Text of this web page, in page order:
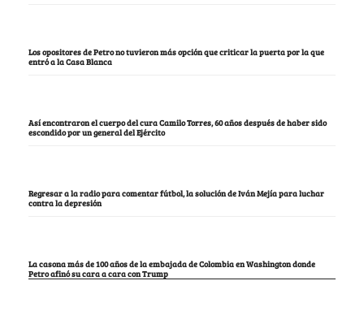
Los opositores de Petro no tuvieron más opción que criticar la puerta por la que
entró a la Casa Blanca
Así encontraron el cuerpo del cura Camilo Torres, 60 años después de haber sido
escondido por un general del Ejército
Regresar a la radio para comentar fútbol, la solución de Iván Mejía para luchar
contra la depresión
La casona más de 100 años de la embajada de Colombia en Washington donde
Petro afinó su cara a cara con Trump